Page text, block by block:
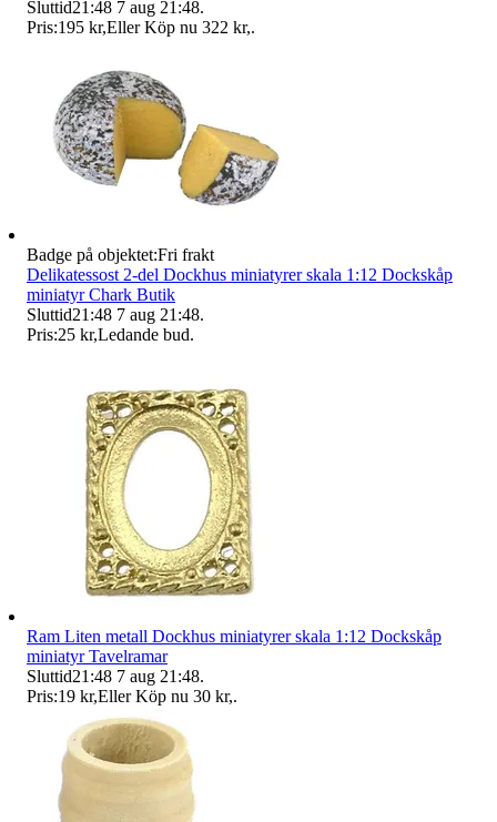
Sluttid21:48 7 aug 21:48.
Pris:195 kr,Eller Köp nu 322 kr,.
Badge på objektet:Fri frakt
Delikatessost 2-del Dockhus miniatyrer skala 1:12 Dockskåp
miniatyr Chark Butik
Sluttid21:48 7 aug 21:48.
Pris:25 kr,Ledande bud.
Ram Liten metall Dockhus miniatyrer skala 1:12 Dockskåp
miniatyr Tavelramar
Sluttid21:48 7 aug 21:48.
Pris:19 kr,Eller Köp nu 30 kr,.